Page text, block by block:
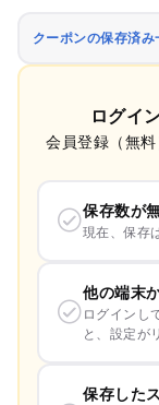
クーポンの保存済み
ログイ
会員登録（無
保存数が
現在、保存
他の端末
ログインし
と、設定が
保存した